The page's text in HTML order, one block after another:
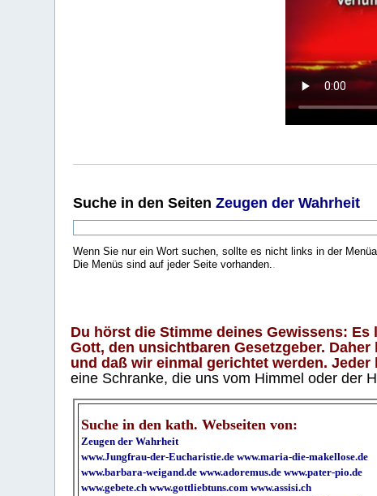
Suche in den SeitenZeugen der Wahrheit
Wenn Sie nur ein Wort suchen, sollte es nicht links in der
Die Menüs sind auf jeder Seite vorhanden..
Du hörst die Stimme deines Gewissens:
Gott, den unsichtbaren Gesetzgeber.
und daß wir einmal gerichtet werden.
eine Schranke, die uns vom Himmel oder der
Suche in den kath. Webseiten von:
Zeugen der Wahrheit
www.Jungfrau-der-Eucharistie.de www.maria-die-makellose.de
www.barbara-weigand.de www.adoremus.de www.pater-pio.de
www.gebete.ch www.gottliebtuns.com www.assisi.ch